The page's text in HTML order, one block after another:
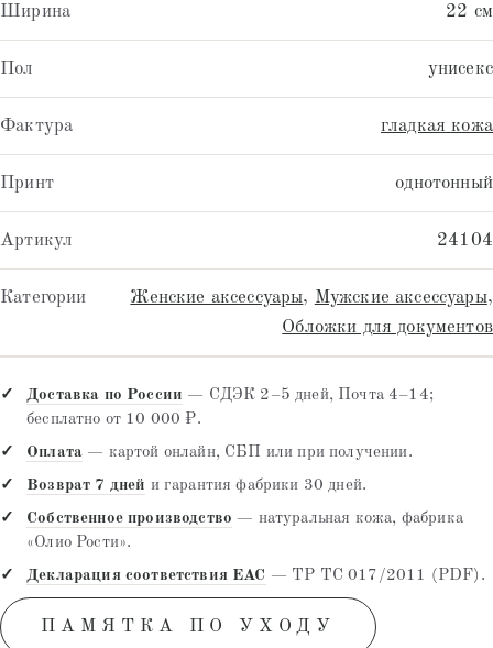
Ширина 22 см
Пол унисекс
Фактура гладкая кожа
Принт однотонный
Артикул 24104
Категории Женские аксессуары, Мужские аксессуары,
Обложки для документов
Доставка по России — СДЭК 2–5 дней, Почта 4–14;
бесплатно от 10 000 ₽.
Оплата — картой онлайн, СБП или при получении.
Возврат 7 дней и гарантия фабрики 30 дней.
Собственное производство — натуральная кожа, фабрика
«Олио Рости».
Декларация соответствия EAC — ТР ТС 017/2011 (PDF).
ПАМЯТКА ПО УХОДУ